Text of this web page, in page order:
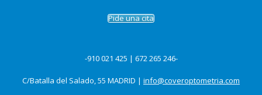
Pide una cita
-910 021 425 | 672 265 246-
C/Batalla del Salado, 55 MADRID | info@coveroptometria.com